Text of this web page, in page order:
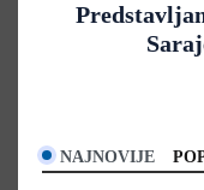
NAJNOVIJE